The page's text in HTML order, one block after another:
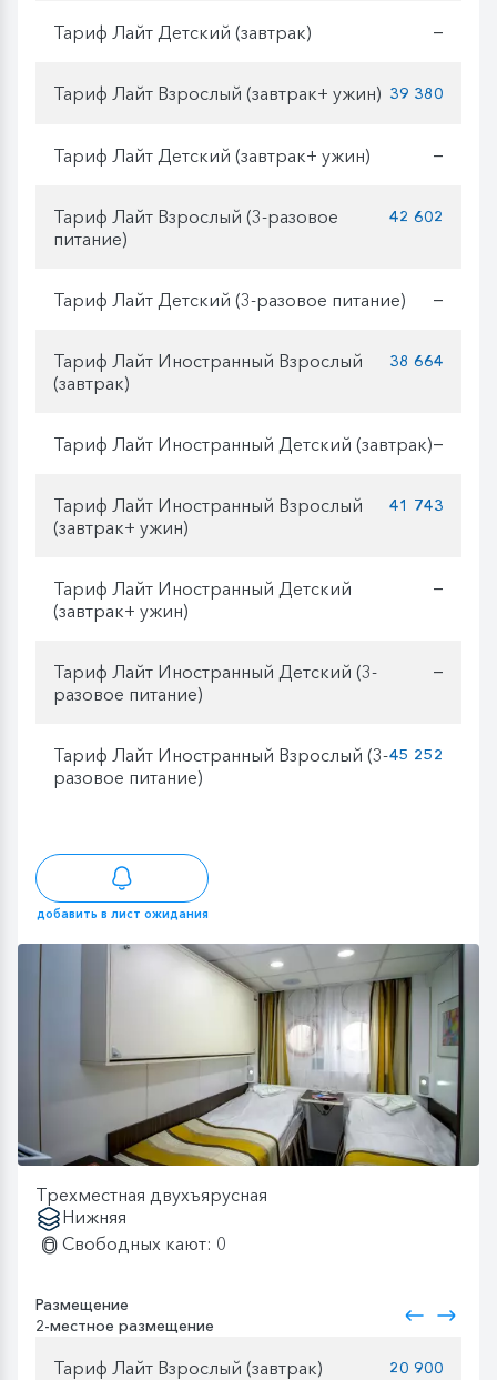
Тариф Лайт Детский (завтрак) —
Тариф Лайт Взрослый (завтрак+ ужин) 39 380
Тариф Лайт Детский (завтрак+ ужин) —
Тариф Лайт Взрослый (3-разовое
питание)
42 602
Тариф Лайт Детский (3-разовое питание) —
Тариф Лайт Иностранный Взрослый
(завтрак)
38 664
Тариф Лайт Иностранный Детский (завтрак)—
Тариф Лайт Иностранный Взрослый
(завтрак+ ужин)
41 743
Тариф Лайт Иностранный Детский
(завтрак+ ужин)
—
Тариф Лайт Иностранный Детский (3-
разовое питание)
—
Тариф Лайт Иностранный Взрослый (3-
разовое питание)
45 252
добавить в лист ожидания
Трехместная двухъярусная
Нижняя
Свободных кают: 0
Размещение
2-местное размещение
Тариф Лайт Взрослый (завтрак) 20 900